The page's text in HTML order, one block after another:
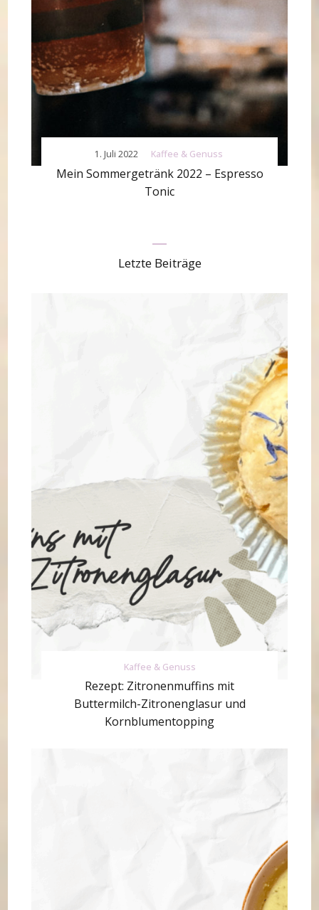
Kaffee & Genuss
Mein Sommergetränk 2022 – Espresso
Tonic
1. Juli 2022
Letzte Beiträge
Kaffee & Genuss
Rezept: Zitronenmuffins mit
Buttermilch-Zitronenglasur und
Kornblumentopping